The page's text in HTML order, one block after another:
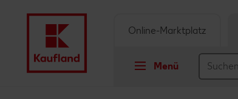
Menü
Online-Marktplatz